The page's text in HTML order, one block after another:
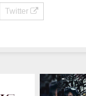
Twitter